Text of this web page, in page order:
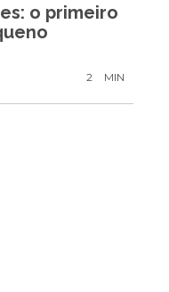
o primeiro
2 MIN